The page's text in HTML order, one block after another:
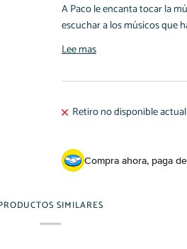
A Paco le encanta tocar la
escuchar a los músicos que
Lee mas
Retiro no disponible
Compra ahora, paga
SIMILARES